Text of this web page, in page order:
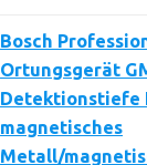
Bosch
Ortungsgerät
Detektionstiefe
magnetisches
Metall/